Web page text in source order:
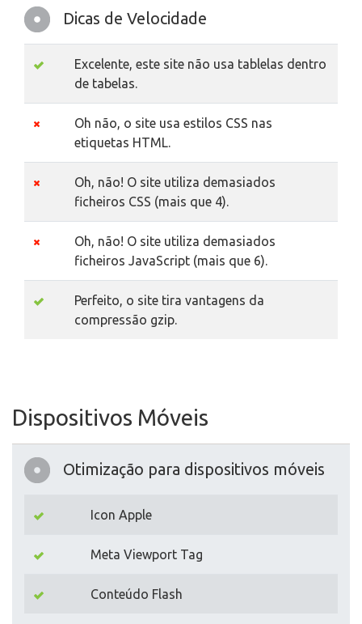
Dicas de Velocidade
Excelente, este site não usa tablelas dentro
de tabelas.
Oh não, o site usa estilos CSS nas
etiquetas HTML.
Oh, não! O site utiliza demasiados
ficheiros CSS (mais que 4).
Oh, não! O site utiliza demasiados
ficheiros JavaScript (mais que 6).
Perfeito, o site tira vantagens da
compressão gzip.
Dispositivos Móveis
Otimização para dispositivos móveis
Icon Apple
Meta Viewport Tag
Conteúdo Flash